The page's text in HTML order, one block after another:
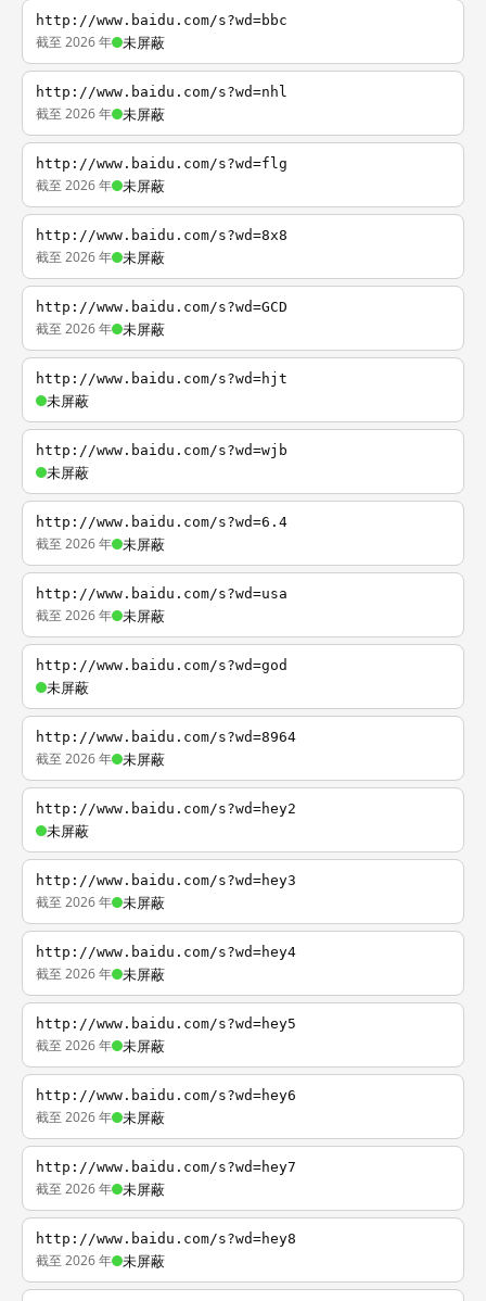
http://www.baidu.com/s?wd=bbc
截至 2026 年 未屏蔽
http://www.baidu.com/s?wd=nhl
截至 2026 年 未屏蔽
http://www.baidu.com/s?wd=flg
截至 2026 年 未屏蔽
http://www.baidu.com/s?wd=8x8
截至 2026 年 未屏蔽
http://www.baidu.com/s?wd=GCD
截至 2026 年 未屏蔽
http://www.baidu.com/s?wd=hjt
未屏蔽
http://www.baidu.com/s?wd=wjb
未屏蔽
http://www.baidu.com/s?wd=6.4
截至 2026 年 未屏蔽
http://www.baidu.com/s?wd=usa
截至 2026 年 未屏蔽
http://www.baidu.com/s?wd=god
未屏蔽
http://www.baidu.com/s?wd=8964
截至 2026 年 未屏蔽
http://www.baidu.com/s?wd=hey2
未屏蔽
http://www.baidu.com/s?wd=hey3
截至 2026 年 未屏蔽
http://www.baidu.com/s?wd=hey4
截至 2026 年 未屏蔽
http://www.baidu.com/s?wd=hey5
截至 2026 年 未屏蔽
http://www.baidu.com/s?wd=hey6
截至 2026 年 未屏蔽
http://www.baidu.com/s?wd=hey7
截至 2026 年 未屏蔽
http://www.baidu.com/s?wd=hey8
截至 2026 年 未屏蔽